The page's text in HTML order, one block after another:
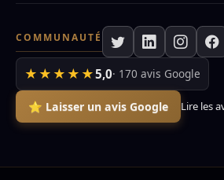
COMMUNAUTÉ
★★★★★5,0· 170 avis Google
⭐ Laisser un avis Google Lire les